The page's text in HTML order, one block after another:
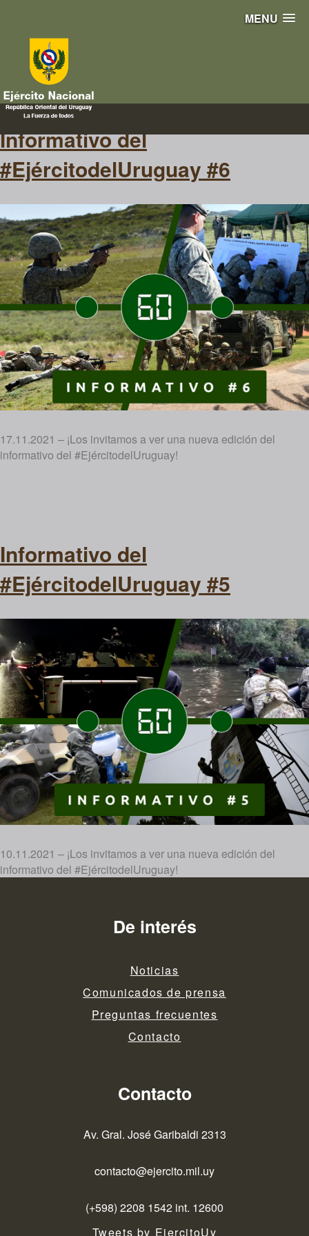
MENU
#Evaluación
Informativo del
#EjércitodelUruguay #6
17.11.2021 – ¡Los invitamos a ver una nueva edición del
informativo del #EjércitodelUruguay!
Informativo del
#EjércitodelUruguay #5
10.11.2021 – ¡Los invitamos a ver una nueva edición del
informativo del #EjércitodelUruguay!
De interés
Noticias
Comunicados de prensa
Preguntas frecuentes
Contacto
Contacto
Av. Gral. José Garibaldi 2313
contacto@ejercito.mil.uy
(+598) 2208 1542 int. 12600
Tweets by EjercitoUy